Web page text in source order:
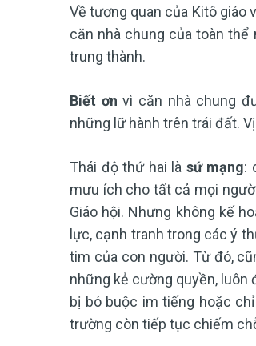
Về tương quan của Kitô giáo
căn nhà chung của toàn thể
trung thành.
Biết ơn vì căn nhà chung
những lữ hành trên trái đất.
Thái độ thứ hai là sứ mạng:
mưu ích cho tất cả mọi
Giáo hội. Nhưng không kế
lực, cạnh tranh trong các ý
tim của con người. Từ đó,
những kẻ cường quyền, luôn
bị bó buộc im tiếng hoặc
trường còn tiếp tục chiếm